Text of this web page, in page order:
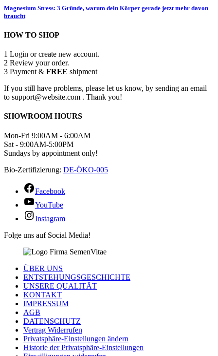
Magnesium Stress: 3 Gründe, warum dein Körper gerade jetzt mehr davon
braucht
HOW TO SHOP
1 Login or create new account.
2 Review your order.
3 Payment & FREE shipment
If you still have problems, please let us know, by sending an email
to support@website.com . Thank you!
SHOWROOM HOURS
Mon-Fri 9:00AM - 6:00AM
Sat - 9:00AM-5:00PM
Sundays by appointment only!
Bio-Zertifizierung: DE-ÖKO-005
Facebook
YouTube
Instagram
Folge uns auf Social Media!
ÜBER UNS
ENTSTEHUNGSGESCHICHTE
UNSERE QUALITÄT
KONTAKT
IMPRESSUM
AGB
DATENSCHUTZ
Vertrag Widerrufen
Privatsphäre-Einstellungen ändern
Historie der Privatsphäre-Einstellungen